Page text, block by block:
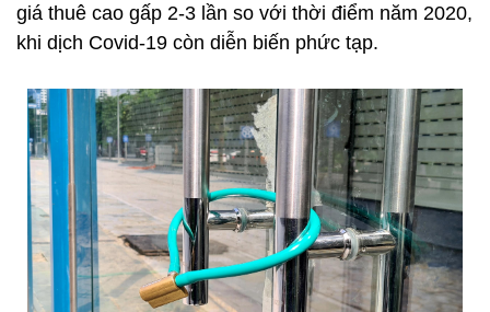
giá thuê cao gấp 2-3 lần so với thời điểm năm 2020,
khi dịch Covid-19 còn diễn biến phức tạp.